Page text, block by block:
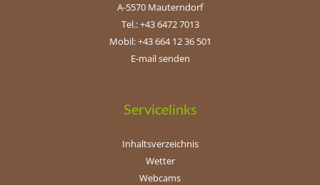
A-5570 Mauterndorf
Tel.: +43 6472 7013
Mobil: +43 664 12 36 501
E-mail senden
Servicelinks
Inhaltsverzeichnis
Wetter
Webcams